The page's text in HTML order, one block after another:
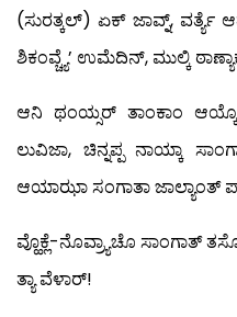
(ಸುರತ್ಕಲ್) ಏಕ್ ಜಾವ್ನ್,
ಶಿಕಂವ್ಚ್ಯೆ’ ಉಮೆದಿನ್, ಮುಲ್ಕಿ
ಆನಿ ಥಂಯ್ಸರ್ ತಾಂಕಾಂ
ಲುವಿಜಾ, ಚಿನ್ನಪ್ಪ ನಾಯ್ಕಾ
ಆಯಾಝಾ ಸಂಗಾತಾ ಜಾಲ್ಯಾಂತ್
ವ್ಹೊಕ್ಲೆ-ನೊವ್ರ್ಯಾಚೊ ಸಾಂಗಾತ್
ತ್ಯಾ ವೆಳಾರ್!